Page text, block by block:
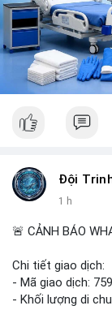
Bitcoin giảm áp
Clarity Act đến
tức AAPL, IBM
2 triệu voucher;
campagna
MMT trên BNB
Clarity Act, thế
gần như biến
Clarity Act delay
Coldcard fallout
Stripe-owned
phiếu và khối
phần thưởng nóng
Đội
1 h
🚨 CẢNH BÁO
Chi tiết giao dịch:
- Mã giao dịch:
- Khối lượng di